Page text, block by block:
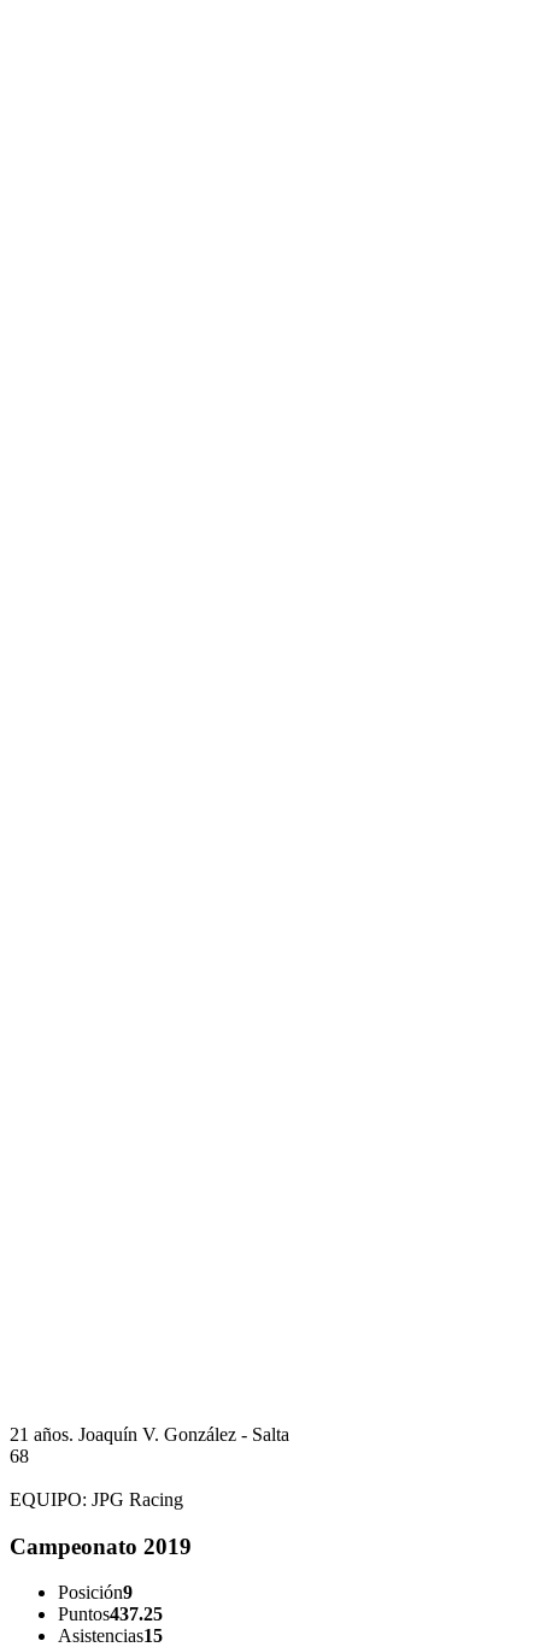
21 años. Joaquín V. González - Salta
68
EQUIPO: JPG Racing
Campeonato 2019
Posición9
Puntos437.25
Asistencias15